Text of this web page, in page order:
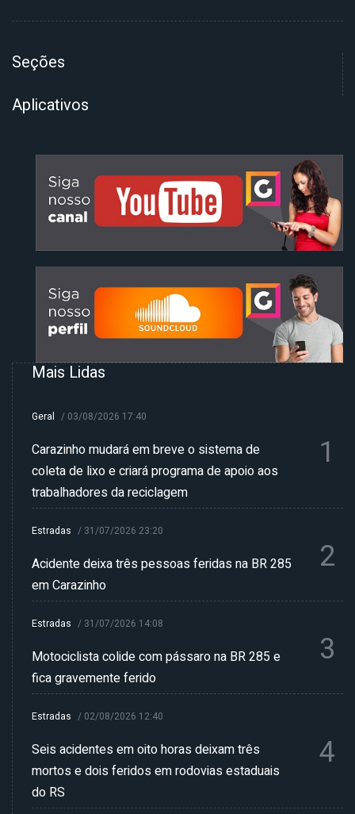
Seções
Aplicativos
Mais Lidas
Geral / 03/08/2026 17:40
Carazinho mudará em breve o sistema de
coleta de lixo e criará programa de apoio aos
trabalhadores da reciclagem
1
Estradas / 31/07/2026 23:20
Acidente deixa três pessoas feridas na BR 285
em Carazinho
2
Estradas / 31/07/2026 14:08
Motociclista colide com pássaro na BR 285 e
fica gravemente ferido
3
Estradas / 02/08/2026 12:40
Seis acidentes em oito horas deixam três
mortos e dois feridos em rodovias estaduais
do RS
4